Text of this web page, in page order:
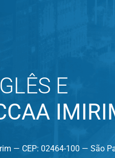
E
— CEP: 02464-100 — São